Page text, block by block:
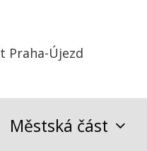
Praha-Újezd
Městská část